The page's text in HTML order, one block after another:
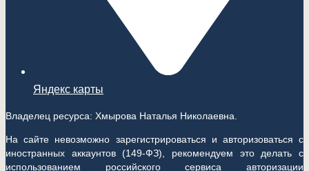
Яндекс карты
Владелец ресурса: Хмырова Наталья Николаевна.
На сайте невозможно зарегистрироваться и авторизоваться с
иностранных аккаунтов (149-ФЗ), рекомендуем это делать с
использованием российского сервиса авторизации